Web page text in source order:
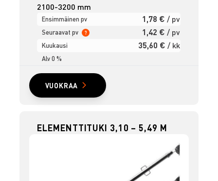
2100-3200 mm
Ensimmäinen pv 1,78 € / pv
Seuraavat pv ? 1,42 € / pv
Kuukausi 35,60 € / kk
Alv 0 %
VUOKRAA
ELEMENTTITUKI 3,10 – 5,49 M